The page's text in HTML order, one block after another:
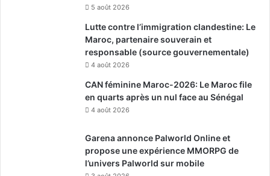
5 août 2026
Lutte contre l’immigration clandestine: Le
Maroc, partenaire souverain et
responsable (source gouvernementale)
4 août 2026
CAN féminine Maroc-2026: Le Maroc file
en quarts après un nul face au Sénégal
4 août 2026
Garena annonce Palworld Online et
propose une expérience MMORPG de
l’univers Palworld sur mobile